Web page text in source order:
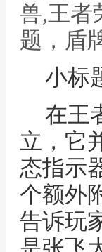
兽,王者
题，盾
小标
在王
立，它
态指示
个额外
告诉玩